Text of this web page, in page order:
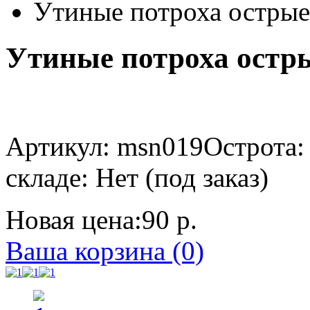
Утиные потроха
Утиные потроха
Артикул: msn019
складе: Нет (под заказ)
Новая цена:90 р.
Ваша корзина (0)